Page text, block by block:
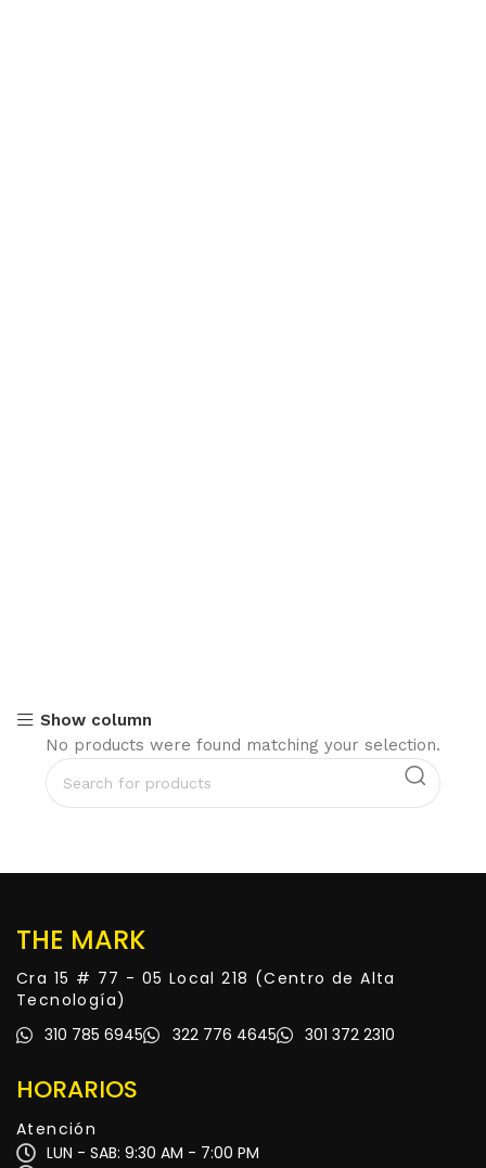
Show column
No products were found matching your selection.
THE MARK
Cra 15 # 77 - 05 Local 218 (Centro de Alta
Tecnología)
310 785 6945
322 776 4645 301 372 2310
HORARIOS
Atención
LUN - SAB: 9:30 AM - 7:00 PM